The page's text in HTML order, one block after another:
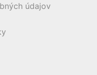
údajov